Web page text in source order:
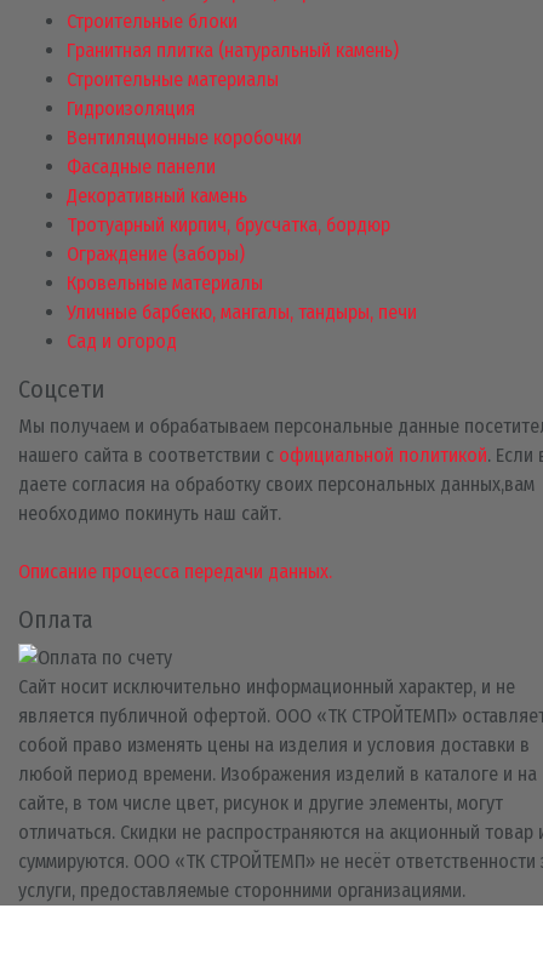
Строительные блоки
Гранитная плитка (натуральный камень)
Строительные материалы
Гидроизоляция
Вентиляционные коробочки
Фасадные панели
Декоративный камень
Тротуарный кирпич, брусчатка, бордюр
Ограждение (заборы)
Кровельные материалы
Уличные барбекю, мангалы, тандыры, печи
Сад и огород
Соцсети
Мы получаем и обрабатываем персональные данные
нашего сайта в соответствии с официальной политикой. Если
даете согласия на обработку своих персональных данных,вам
необходимо покинуть наш сайт.
Описание процесса передачи данных.
Оплата
Сайт носит исключительно информационный характер, и не
является публичной офертой. ООО «ТК СТРОЙТЕМП»
собой право изменять цены на изделия и условия доставки в
любой период времени. Изображения изделий в каталоге и на
сайте, в том числе цвет, рисунок и другие элементы, могут
отличаться. Скидки не распространяются на акционный товар
суммируются. ООО «ТК СТРОЙТЕМП» не несёт ответственности
услуги, предоставляемые сторонними организациями.